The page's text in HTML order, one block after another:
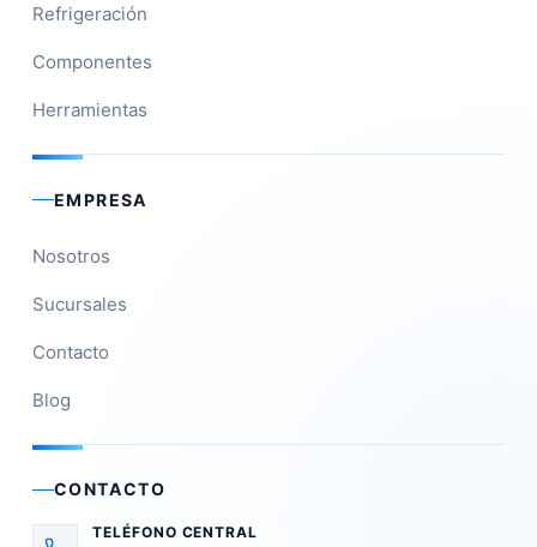
Refrigeración
Componentes
Herramientas
EMPRESA
Nosotros
Sucursales
Contacto
Blog
CONTACTO
TELÉFONO CENTRAL